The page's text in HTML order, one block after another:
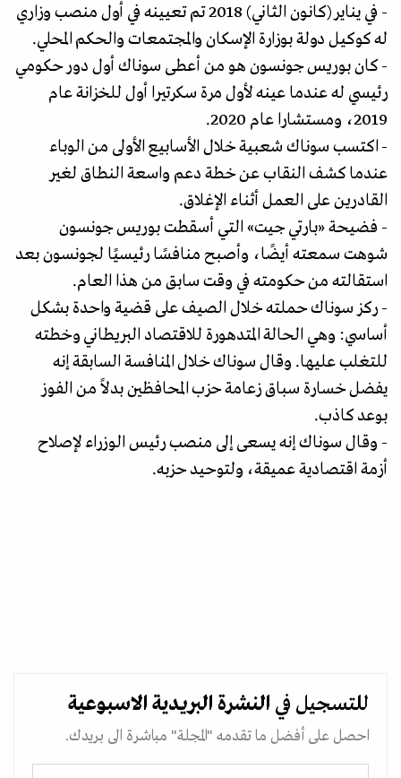
- في يناير (كانون الثاني) 2018 تم تعيينه في أول منصب وزاري
له كوكيل دولة بوزارة الإسكان والمجتمعات والحكم المحلي.
- كان بوريس جونسون هو من أعطى سوناك أول دور حكومي
رئيسي له عندما عينه لأول مرة سكرتيرا أول للخزانة عام
2019، ومستشارا عام 2020.
- اكتسب سوناك شعبية خلال الأسابيع الأولى من الوباء
عندما كشف النقاب عن خطة دعم واسعة النطاق لغير
القادرين على العمل أثناء الإغلاق.
- فضيحة «بارتي جيت» التي أسقطت بوريس جونسون
شوهت سمعته أيضًا، وأصبح منافسًا رئيسيًا لجونسون بعد
استقالته من حكومته في وقت سابق من هذا العام.
- ركز سوناك حملته خلال الصيف على قضية واحدة بشكل
أساسي: وهي الحالة المتدهورة للاقتصاد البريطاني وخطته
للتغلب عليها. وقال سوناك خلال المنافسة السابقة إنه
يفضل خسارة سباق زعامة حزب المحافظين بدلاً من الفوز
بوعد كاذب.
- وقال سوناك إنه يسعى إلى منصب رئيس الوزراء لإصلاح
أزمة اقتصادية عميقة، ولتوحيد حزبه.
للتسجيل في النشرة البريدية الاسبوعية
احصل على أفضل ما تقدمه "المجلة" مباشرة الى بريدك.